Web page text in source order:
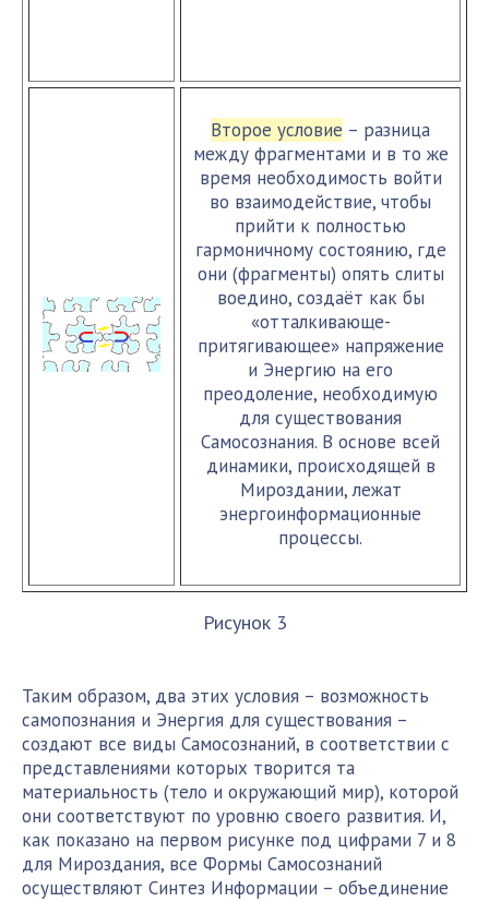
Второе условие – разница
между фрагментами и в то же
время необходимость войти
во взаимодействие, чтобы
прийти к полностью
гармоничному состоянию, где
они (фрагменты) опять слиты
воедино, создаёт как бы
«отталкивающе-
притягивающее» напряжение
и Энергию на его
преодоление, необходимую
для существования
Самосознания. В основе всей
динамики, происходящей в
Мироздании, лежат
энергоинформационные
процессы.
Рисунок 3
Таким образом, два этих условия – возможность
самопознания и Энергия для существования –
создают все виды Самосознаний, в соответствии с
представлениями которых творится та
материальность (тело и окружающий мир), которой
они соответствуют по уровню своего развития. И,
как показано на первом рисунке под цифрами 7 и 8
для Мироздания, все Формы Самосознаний
осуществляют Синтез Информации – объединение